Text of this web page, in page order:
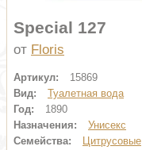
Special 127
от Floris
Артикул:
15869
Вид:
Туалетная вода
Год:
1890
Назначения:
Унисекс
Семейства:
Цитрусовые